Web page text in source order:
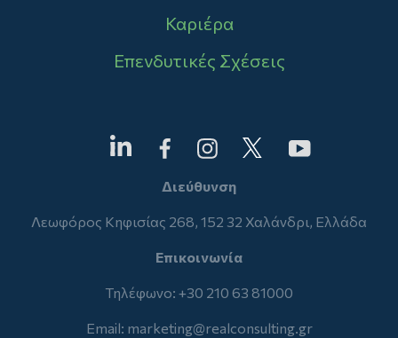
Καριέρα
Επενδυτικές Σχέσεις
Διεύθυνση
Λεωφόρος Κηφισίας 268, 152 32 Χαλάνδρι, Ελλάδα
Επικοινωνία
Τηλέφωνο: +30 210 63 81000
Email: marketing@realconsulting.gr